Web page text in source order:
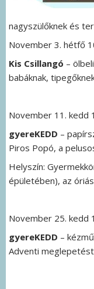
nagyszülőknek és
November 3. hétfő
Kis Csillangó –
babáknak,
November 11. kedd
gyereKEDD –
Piros Popó, a
Helyszín:
épületében), az
November 25. kedd
gyereKEDD –
Adventi